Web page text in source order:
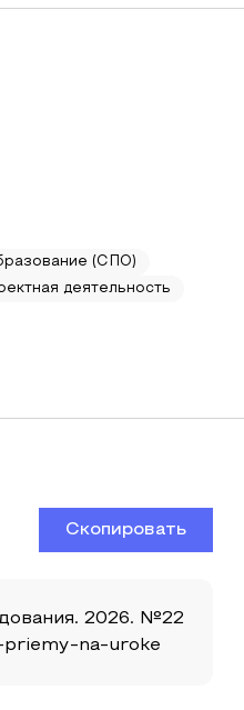
(СПО)
деятельность
Скопировать
2026. №22
priemy-na-uroke